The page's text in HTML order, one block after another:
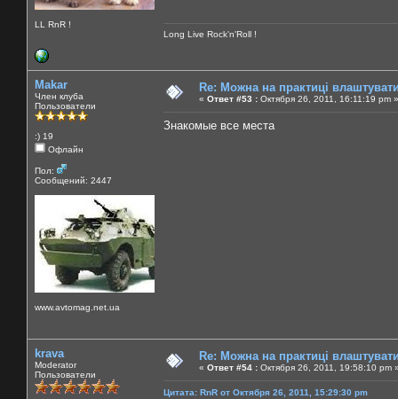
LL RnR !
Long Live Rock'n'Roll !
Makar
Член клуба
Пользователи
:) 19
Офлайн
Пол:
Сообщений: 2447
www.avtomag.net.ua
Re: Можна на практиці
« Ответ #53 : Октября 26, 2011, 16:11:19 pm »
Знакомые все места
krava
Moderator
Пользователи
Re: Можна на практиці
« Ответ #54 : Октября 26, 2011, 19:58:10 pm
Цитата: RnR от Октября 26, 2011, 15:29:30 pm